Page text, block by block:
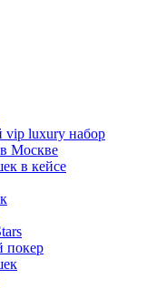
vip luxury набор
Москве
в кейсе
покер